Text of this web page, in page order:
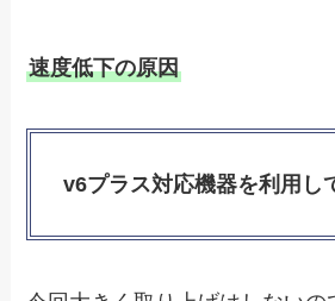
速度低下の原因
v6プラス対応機器を利用し